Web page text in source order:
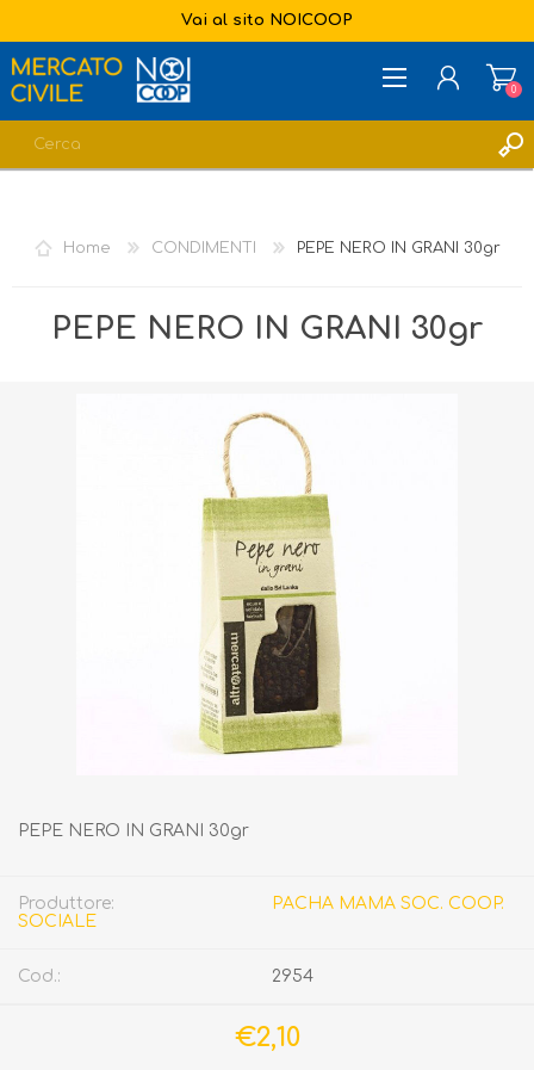
Vai al sito NOICOOP
LISTA DEI DESIDERI
0
Home CONDIMENTI PEPE NERO IN GRANI 30gr
PEPE NERO IN GRANI 30gr
PEPE NERO IN GRANI 30gr
Produttore:
PACHA MAMA SOC. COOP.
SOCIALE
Cod.: 2954
€2,10